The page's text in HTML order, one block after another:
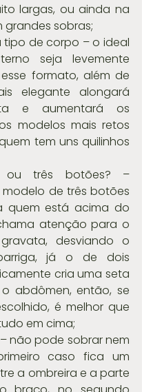
largas, ou ainda na
grandes sobras;
tipo de corpo – o ideal
seja levemente
formato, além de
elegante alongará
e aumentará os
modelos mais retos
tem uns quilinhos
três botões? –
de três botões
quem está acima do
atenção para o
desviando o
já o de dois
cria uma seta
abdômen, então, se
é melhor que
em cima;
não pode sobrar nem
caso fica um
a ombreira e a parte